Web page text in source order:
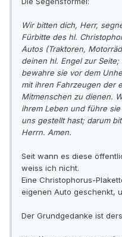
Wir bitten dich, Herr,
Fürbitte des hl.
Autos (Traktoren,
deinen hl. Engel zur
bewahre sie vor dem
mit ihren Fahrzeugen der
Mitmenschen zu dienen.
ihrem Leben und führe
uns gestellt hast; darum
Herrn. Amen.
Seit wann es diese
weiss ich nicht.
Eine Christophorus-
eigenen Auto geschenkt,
Der Grundgedanke ist